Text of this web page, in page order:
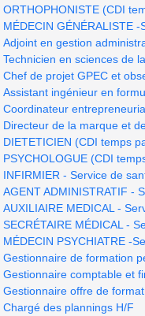
ORTHOPHONISTE (CDI
MÉDECIN GÉNÉRALISTE
Adjoint en gestion
Technicien en sciences de
Chef de projet GPEC et
Assistant ingénieur en
Coordinateur
Directeur de la marque et
DIETETICIEN (CDI temps
PSYCHOLOGUE (CDI
INFIRMIER - Service de
AGENT ADMINISTRATIF -
AUXILIAIRE MEDICAL -
SECRÉTAIRE MÉDICAL -
MÉDECIN PSYCHIATRE -
Gestionnaire de formation
Gestionnaire comptable et
Gestionnaire offre de
Chargé des plannings H/F